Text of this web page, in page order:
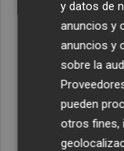
y datos de
anuncios y
anuncios y
sobre la
pueden
otros fines,